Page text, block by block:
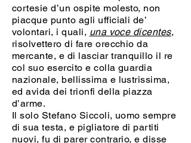
cortesie d’un ospite molesto, non
piacque punto agli ufficiali de’
volontari, i quali, una voce dicentes,
risolvettero di fare orecchio da
mercante, e di lasciar tranquillo il re
col suo esercito e colla guardia
nazionale, bellissima e lustrissima,
ed avida dei trionfi della piazza
d’arme.
Il solo Stefano Siccoli, uomo sempre
di sua testa, e pigliatore di partiti
nuovi, fu di parer contrario, e disse